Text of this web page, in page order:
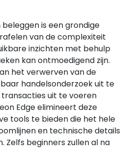
is een grondige
van de complexiteit
inzichten met behulp
kan ontmoedigend zijn.
het verwerven van de
handelsonderzoek uit te
uit te voeren
Edge elimineert deze
tools te bieden die het hele
en technische details
Zelfs beginners zullen al na